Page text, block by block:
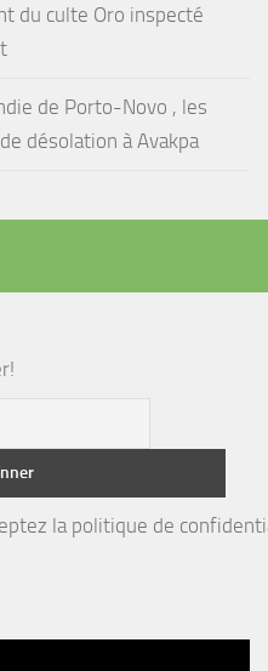
du culte Oro inspecté
de Porto-Novo , les
désolation à Avakpa
la politique de